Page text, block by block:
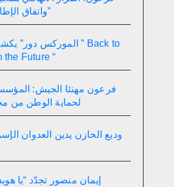
واتفاق الإطار “فصل سابع ونصف”
Future “
فرعون مهنئا الجيش:
لحماية الوطن من
وديع الخازن يدين العدوان
إيمان منصور تجدّد “يا